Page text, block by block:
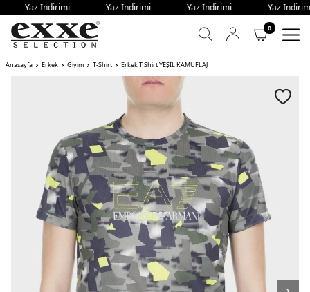
Yaz İndirimi - Yaz İndirimi - Yaz İndirimi - Yaz
0
Anasayfa Erkek Giyim T-Shirt Erkek T Shirt YEŞİL KAMUFLAJ